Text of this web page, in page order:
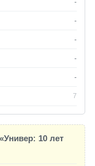
-
-
-
-
-
7
«Универ: 10 лет